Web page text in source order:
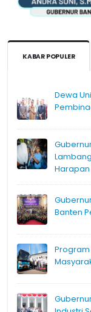
KABAR POPULER
Dewa
Harapan
Banten
Program